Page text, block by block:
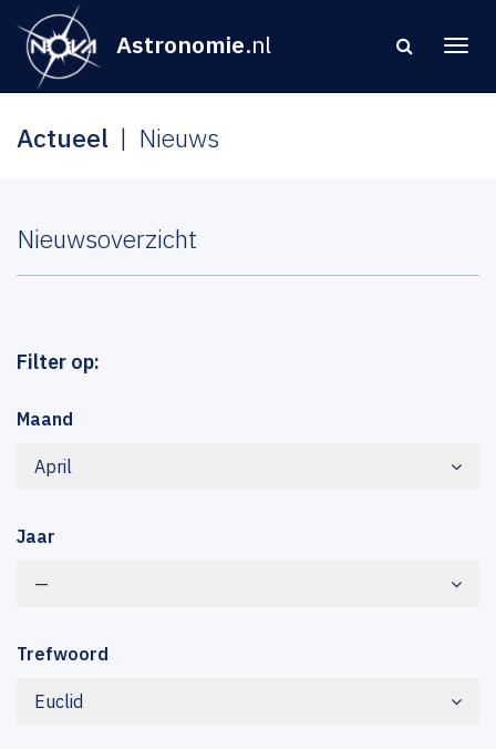
Astronomie.nl
Actueel Nieuws
Nieuwsoverzicht
Filter op:
Maand
April
Jaar
—
Trefwoord
Euclid